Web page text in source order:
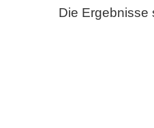
Die Ergebnisse